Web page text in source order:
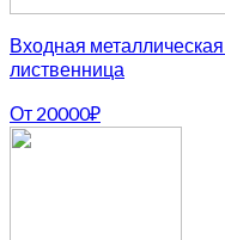
Входная
лиственница
От 20000₽